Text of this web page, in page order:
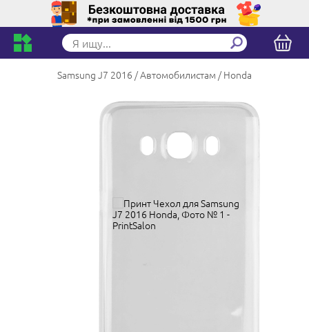
Samsung J7 2016 Автомобилистам Honda